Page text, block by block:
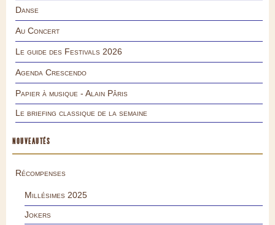
Danse
Au Concert
Le guide des Festivals 2026
Agenda Crescendo
Papier à musique - Alain Pâris
Le briefing classique de la semaine
NOUVEAUTÉS
Récompenses
Millésimes 2025
Jokers